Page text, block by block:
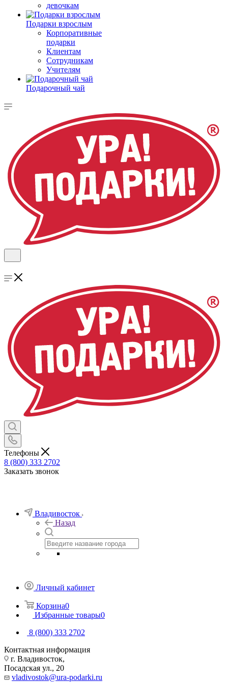
девочкам
Подарки взрослым
Корпоративные
подарки
Клиентам
Сотрудникам
Учителям
Подарочный чай
Телефоны
8 (800) 333 2702
Заказать звонок
Владивосток
Назад
Личный кабинет
Корзина0
Избранные товары0
8 (800) 333 2702
Контактная информация
г. Владивосток,
Посадская ул., 20
vladivostok@ura-podarki.ru